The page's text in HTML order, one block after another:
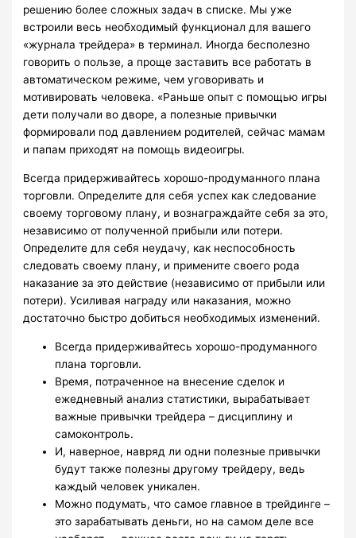
решению более сложных задач в списке. Мы уже
встроили весь необходимый функционал для вашего
«журнала трейдера» в терминал. Иногда бесполезно
говорить о пользе, а проще заставить все работать в
автоматическом режиме, чем уговоривать и
мотивировать человека. «Раньше опыт с помощью игры
дети получали во дворе, а полезные привычки
формировали под давлением родителей, сейчас мамам
и папам приходят на помощь видеоигры.
Всегда придерживайтесь хорошо-продуманного плана
торговли. Определите для себя успех как следование
своему торговому плану, и вознаграждайте себя за это,
независимо от полученной прибыли или потери.
Определите для себя неудачу, как неспособность
следовать своему плану, и примените своего рода
наказание за это действие (независимо от прибыли или
потери). Усиливая награду или наказания, можно
достаточно быстро добиться необходимых изменений.
Всегда придерживайтесь хорошо-продуманного
плана торговли.
Время, потраченное на внесение сделок и
ежедневный анализ статистики, вырабатывает
важные привычки трейдера – дисциплину и
самоконтроль.
И, наверное, навряд ли одни полезные привычки
будут также полезны другому трейдеру, ведь
каждый человек уникален.
Можно подумать, что самое главное в трейдинге –
это зарабатывать деньги, но на самом деле все